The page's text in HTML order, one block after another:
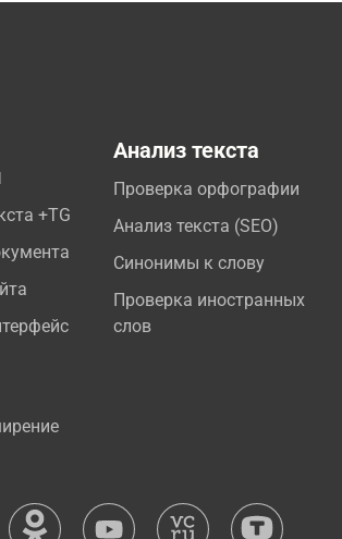
+TG
Анализ текста
Проверка орфографии
Анализ текста (SEO)
Синонимы к слову
Проверка иностранных
слов